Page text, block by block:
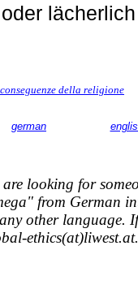
della religione
german
are looking for
from German
other language.
ethics(at)liwest.at.